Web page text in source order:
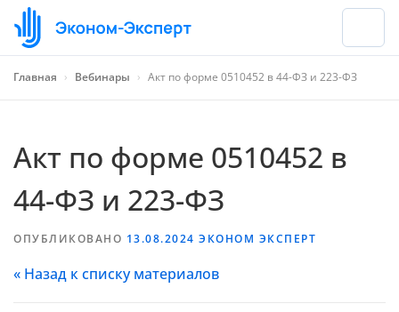
Главная › Вебинары › Акт по форме 0510452 в 44-ФЗ и 223-ФЗ
Акт по форме 0510452 в
44-ФЗ и 223-ФЗ
ОПУБЛИКОВАНО 13.08.2024 ЭКОНОМ ЭКСПЕРТ
« Назад к списку материалов